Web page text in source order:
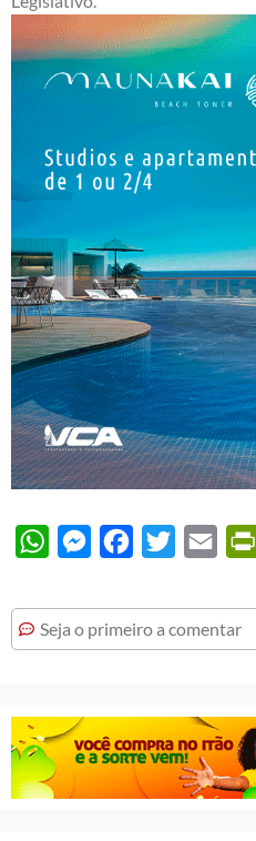
WhatsAppMessengerFacebook
Twitter Email
Seja o primeiro a comentar